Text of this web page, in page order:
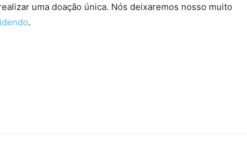
uma doação única. Nós deixaremos nosso muito
.